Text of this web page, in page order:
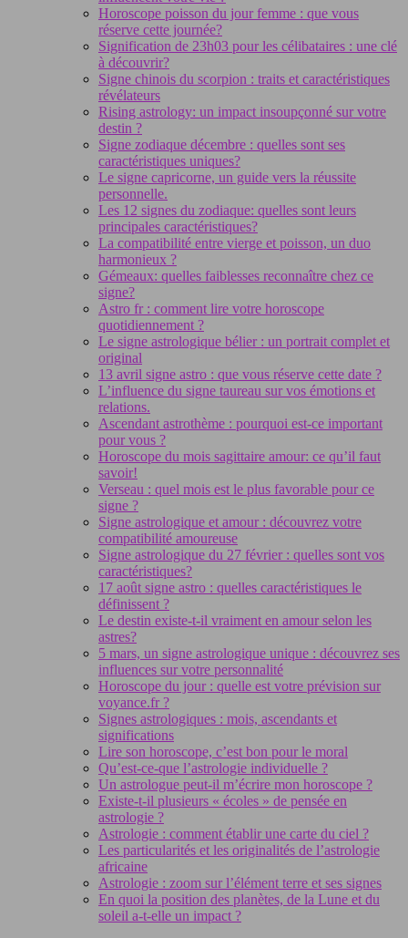
Horoscope poisson du jour femme : que vous
réserve cette journée?
Signification de 23h03 pour les célibataires : une clé
à découvrir?
Signe chinois du scorpion : traits et caractéristiques
révélateurs
Rising astrology: un impact insoupçonné sur votre
destin ?
Signe zodiaque décembre : quelles sont ses
caractéristiques uniques?
Le signe capricorne, un guide vers la réussite
personnelle.
Les 12 signes du zodiaque: quelles sont leurs
principales caractéristiques?
La compatibilité entre vierge et poisson, un duo
harmonieux ?
Gémeaux: quelles faiblesses reconnaître chez ce
signe?
Astro fr : comment lire votre horoscope
quotidiennement ?
Le signe astrologique bélier : un portrait complet et
original
13 avril signe astro : que vous réserve cette date ?
L’influence du signe taureau sur vos émotions et
relations.
Ascendant astrothème : pourquoi est-ce important
pour vous ?
Horoscope du mois sagittaire amour: ce qu’il faut
savoir!
Verseau : quel mois est le plus favorable pour ce
signe ?
Signe astrologique et amour : découvrez votre
compatibilité amoureuse
Signe astrologique du 27 février : quelles sont vos
caractéristiques?
17 août signe astro : quelles caractéristiques le
définissent ?
Le destin existe-t-il vraiment en amour selon les
astres?
5 mars, un signe astrologique unique : découvrez ses
influences sur votre personnalité
Horoscope du jour : quelle est votre prévision sur
voyance.fr ?
Signes astrologiques : mois, ascendants et
significations
Lire son horoscope, c’est bon pour le moral
Qu’est-ce-que l’astrologie individuelle ?
Un astrologue peut-il m’écrire mon horoscope ?
Existe-t-il plusieurs « écoles » de pensée en
astrologie ?
Astrologie : comment établir une carte du ciel ?
Les particularités et les originalités de l’astrologie
africaine
Astrologie : zoom sur l’élément terre et ses signes
En quoi la position des planètes, de la Lune et du
soleil a-t-elle un impact ?